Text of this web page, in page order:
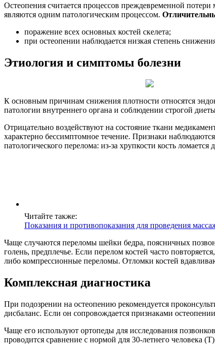
Остеопения считается процессов преждевременной
являются одним патологическим процессом.
поражение всех основных костей скелета;
при остеопении наблюдается низкая степень
Этиология и симптомы болезни
К основным причинам снижения плотности относятся
патологии внутреннего органа и соблюдении строгой
Отрицательно воздействуют на состояние ткани
характерно бессимптомное течение. Признаки
патологического перелома: из-за хрупкости кость ломается
Читайте также:
Показания и противопоказания для проведения
Чаще случаются переломы шейки бедра, поясничных
голень, предплечье. Если перелом костей часто
либо компрессионные переломы. Отломки костей
Комплексная диагностика
При подозрении на остеопению рекомендуется
дисбаланс. Если он сопровождается признаками
Чаще его используют ортопеды для исследования
проводится сравнение с нормой для 30-летнего человека